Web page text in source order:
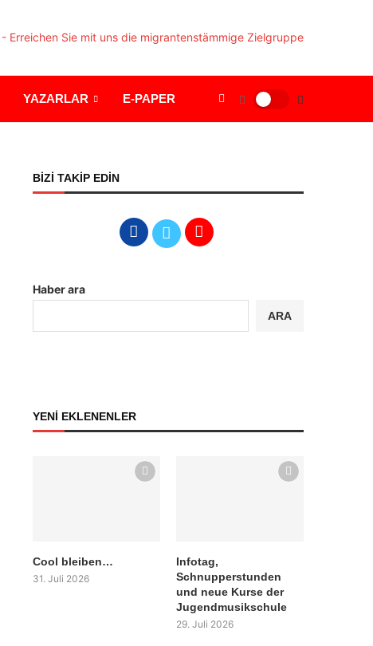
YAZARLAR E-PAPER
BİZİ TAKİP EDİN
Haber ara
ARA
YENİ EKLENENLER
Cool bleiben…
31. Juli 2026
Infotag,
Schnupperstunden
und neue Kurse der
Jugendmusikschule
29. Juli 2026